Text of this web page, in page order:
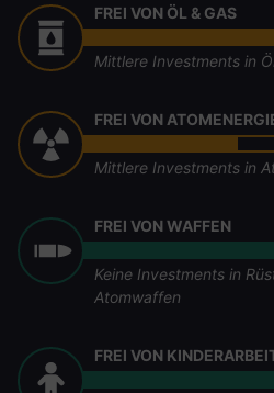
FREI VON ÖL & GAS
Mittlere Investments in
FREI VON
Mittlere Investments in
FREI VON WAFFEN
Keine Investments in
Atomwaffen
FREI VON